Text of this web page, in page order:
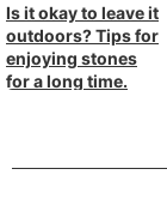
Is it okay to leave it
outdoors? Tips for
enjoying stones
for a long time.
outdoors?” This is one